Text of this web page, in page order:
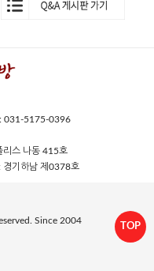
TOP
031-5175-0396
리스 나동 415호
경기하남 제0378호
Since 2004